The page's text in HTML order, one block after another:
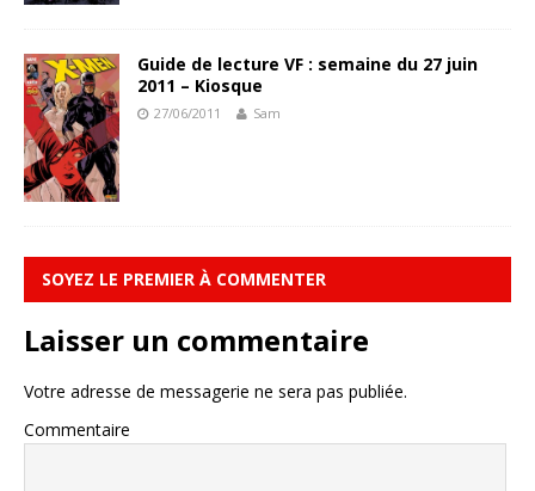
Guide de lecture VF : semaine du 27 juin
2011 – Kiosque
27/06/2011 Sam
SOYEZ LE PREMIER À COMMENTER
Laisser un commentaire
Votre adresse de messagerie ne sera pas publiée.
Commentaire